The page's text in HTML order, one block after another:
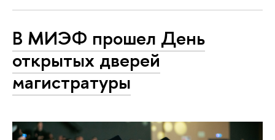
В МИЭФ прошел День
открытых дверей
магистратуры